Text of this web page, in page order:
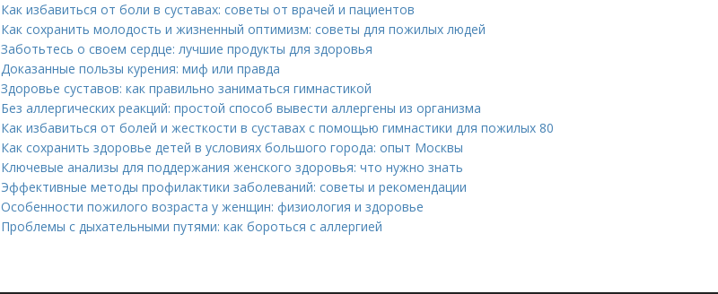
Как избавиться от боли в суставах: советы от врачей и пациентов
Как сохранить молодость и жизненный оптимизм: советы для пожилых людей
Заботьтесь о своем сердце: лучшие продукты для здоровья
Доказанные пользы курения: миф или правда
Здоровье суставов: как правильно заниматься гимнастикой
Без аллергических реакций: простой способ вывести аллергены из организма
Как избавиться от болей и жесткости в суставах с помощью гимнастики для пожилых 80
Как сохранить здоровье детей в условиях большого города: опыт Москвы
Ключевые анализы для поддержания женского здоровья: что нужно знать
Эффективные методы профилактики заболеваний: советы и рекомендации
Особенности пожилого возраста у женщин: физиология и здоровье
Проблемы с дыхательными путями: как бороться с аллергией